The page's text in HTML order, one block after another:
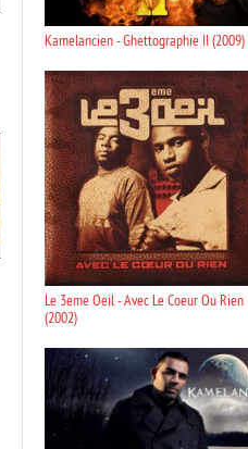
Kamelancien - Ghettographie II (2009)
Le 3eme Oeil - Avec Le Coeur Ou Rien
(2002)